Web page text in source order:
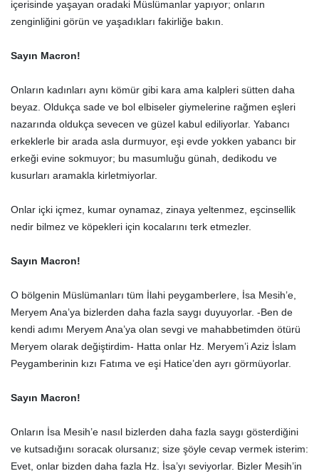
içerisinde yaşayan oradaki Müslümanlar yapıyor; onların
zenginliğini görün ve yaşadıkları fakirliğe bakın.
Sayın Macron!
Onların kadınları aynı kömür gibi kara ama kalpleri sütten daha
beyaz. Oldukça sade ve bol elbiseler giymelerine rağmen eşleri
nazarında oldukça sevecen ve güzel kabul ediliyorlar. Yabancı
erkeklerle bir arada asla durmuyor, eşi evde yokken yabancı bir
erkeği evine sokmuyor; bu masumluğu günah, dedikodu ve
kusurları aramakla kirletmiyorlar.
Onlar içki içmez, kumar oynamaz, zinaya yeltenmez, eşcinsellik
nedir bilmez ve köpekleri için kocalarını terk etmezler.
Sayın Macron!
O bölgenin Müslümanları tüm İlahi peygamberlere, İsa Mesih’e,
Meryem Ana’ya bizlerden daha fazla saygı duyuyorlar. -Ben de
kendi adımı Meryem Ana’ya olan sevgi ve mahabbetimden ötürü
Meryem olarak değiştirdim- Hatta onlar Hz. Meryem’i Aziz İslam
Peygamberinin kızı Fatıma ve eşi Hatice’den ayrı görmüyorlar.
Sayın Macron!
Onların İsa Mesih’e nasıl bizlerden daha fazla saygı gösterdiğini
ve kutsadığını soracak olursanız; size şöyle cevap vermek isterim:
Evet, onlar bizden daha fazla Hz. İsa’yı seviyorlar. Bizler Mesih’in